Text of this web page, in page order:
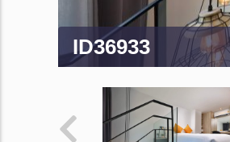
ID36933